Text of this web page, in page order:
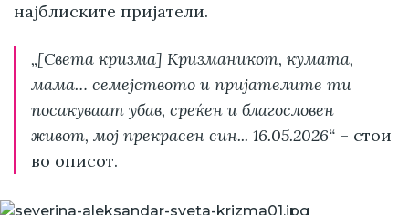
најблиските пријатели.
„[Света кризма] Кризманикот, кумата,
мама… семејството и пријателите ти
посакуваат убав, среќен и благословен
живот, мој прекрасен син... 16.05.2026“ – стои
во описот.